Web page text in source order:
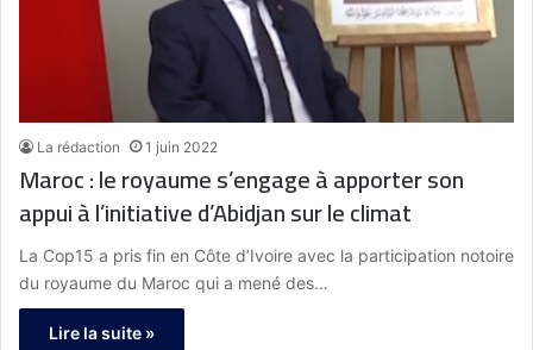
La rédaction 1 juin 2022
Maroc : le royaume s’engage à apporter son
appui à l’initiative d’Abidjan sur le climat
La Cop15 a pris fin en Côte d’Ivoire avec la participation notoire
du royaume du Maroc qui a mené des…
Lire la suite »